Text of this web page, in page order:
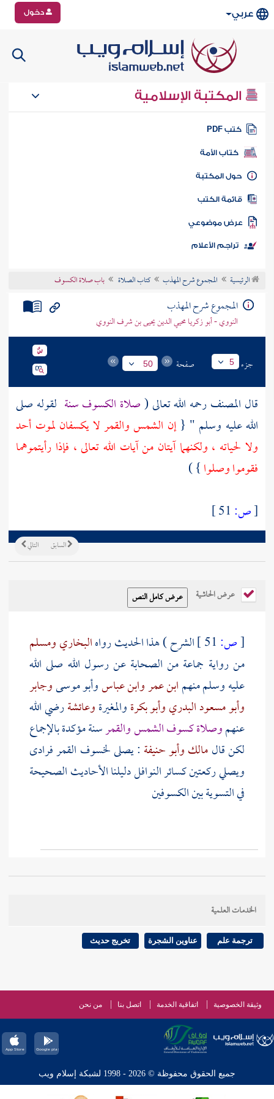
عربي دخول
المكتبة الإسلامية
كتب PDF
كتاب الأمة
المكتبة
الكتب
موضوعي
تراجم الأعلام
الرئيسية المجموع شرح المهذب كتاب الصلاة باب صلاة الكسوف
المجموع شرح المهذب
النووي - أبو زكريا محيي الدين يحيى بن شرف النووي
جزء 5 صفحة 50
قال المصنف رحمه الله تعالى (صلاة الكسوف سنة لقوله صلى
الله عليه وسلم " {إن الشمس والقمر لا يكسفان لموت أحد
ولا لحياته ، ولكنهما آيتان من آيات الله تعالى ، فإذا رأيتموهما
فقوموا وصلوا} )
[ص:
التالي السابق
عرض الحاشية
[ص: الشرح ) هذا الحديث رواهالبخاريومسلم
من رواية جماعة من الصحابة عن رسول الله صلى الله
عليه وسلم منهمابن عمروابن عباسوأبو موسىوجابر
وأبو مسعود البدريوأبو بكرةوالمغيرةوعائشةرضي الله
عنهموصلاة كسوف الشمس والقمرسنة مؤكدة بالإجماع
لكن قالمالكوأبو حنيفة : يصلى لخسوف القمر فرادى
ويصلي ركعتين كسائر النوافل دليلنا الأحاديث الصحيحة
في التسوية بين الكسوفين
الخدمات العلمية
ترجمة علم عناوين الشجرة تخريج حديث
وثيقة الخصوصية اتفاقية الخدمة اتصل بنا من نحن
جميع الحقوق محفوظة © 2026 - 1998 لشبكة إسلام ويب